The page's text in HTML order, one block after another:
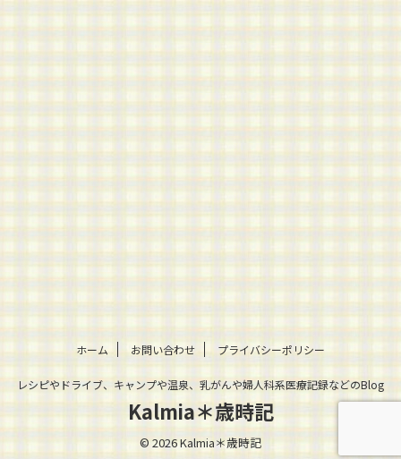
ホーム お問い合わせ プライバシーポリシー
レシピやドライブ、キャンプや温泉、乳がんや婦人科系医療記録などのBlog
Kalmia＊歳時記
© 2026 Kalmia＊歳時記